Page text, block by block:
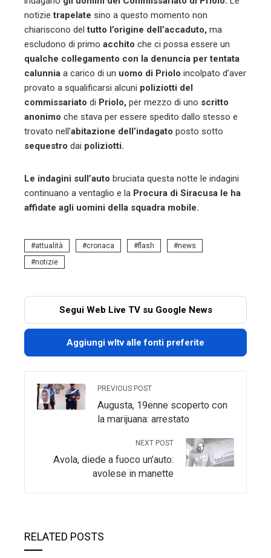
notizie trapelate sino a questo momento non
chiariscono deltutto l’origine dell’accaduto, ma
escludono di primo acchito che ci possa essere un
qualche collegamento con la denuncia per tentata
calunnia a carico di un uomo di Priolo incolpato d’aver
provato a squalificarsi alcuni poliziotti del
commissariato di Priolo, per mezzo di uno scritto
anonimo che stava per essere spedito dallo stesso e
trovato nell’abitazione dell’indagato posto sotto
sequestro dai poliziotti.
Le indagini sull’auto bruciata questa notte le indagini
continuano a ventaglio e la Procura di Siracusa le ha
affidate agli uomini della squadra mobile.
attualità cronaca flash
news
notizie
Segui Web Live TV su Google News
Aggiungi wltv alle fonti preferite
PREVIOUS POST
Augusta, 19enne scoperto con
la marijuana: arrestato
NEXT POST
Avola, diede a fuoco un’auto:
avolese in manette
RELATED POSTS